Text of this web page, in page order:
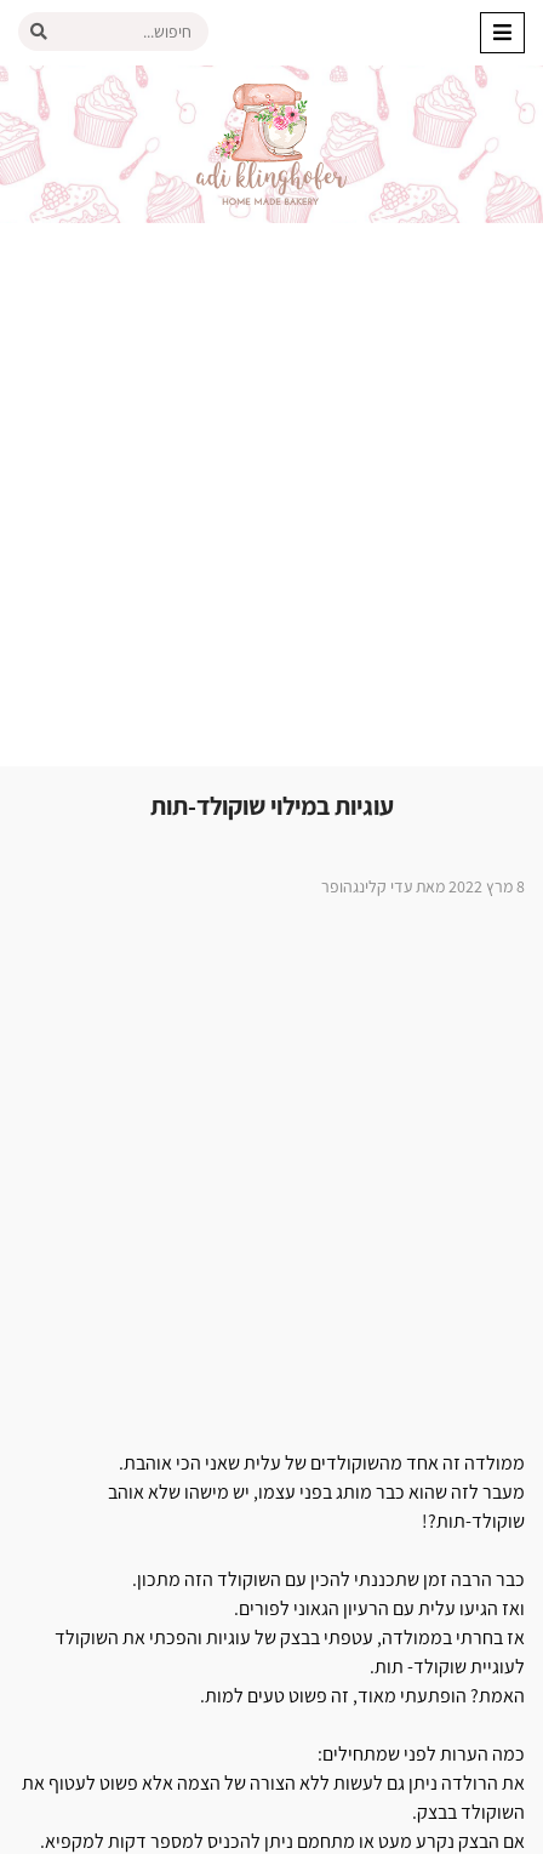
עוגיות במילוי שוקולד-תות
8 מרץ 2022 מאת עדי קלינגהופר
ממולדה זה אחד מהשוקולדים של עלית שאני הכי אוהבת.
מעבר לזה שהוא כבר מותג בפני עצמו, יש מישהו שלא אוהב
שוקולד-תות?!
כבר הרבה זמן שתכננתי להכין עם השוקולד הזה מתכון.
ואז הגיעו עלית עם הרעיון הגאוני לפורים.
אז בחרתי בממולדה, עטפתי בבצק של עוגיות והפכתי את השוקולד
לעוגיית שוקולד- תות.
האמת? הופתעתי מאוד, זה פשוט טעים למות.
כמה הערות לפני שמתחילים:
את הרולדה ניתן גם לעשות ללא הצורה של הצמה אלא פשוט לעטוף את
השוקולד בבצק.
אם הבצק נקרע מעט או מתחמם ניתן להכניס למספר דקות למקפיא.